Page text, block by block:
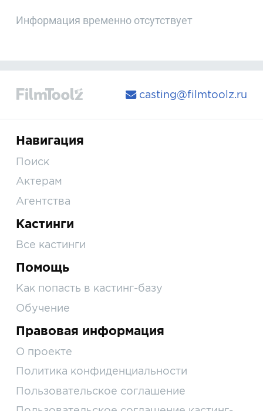
Информация временно отсутствует
casting@filmtoolz.ru
Навигация
Поиск
Актерам
Агентства
Кастинги
Все кастинги
Помощь
Как попасть в кастинг-базу
Обучение
Правовая информация
О проекте
Политика конфиденциальности
Пользовательское соглашение